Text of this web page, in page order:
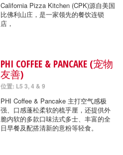
California Pizza Kitchen (CPK)源自美国
比佛利山庄，是一家领先的餐饮连锁
店，
PHI COFFEE & PANCAKE (宠物
友善)
位置: L5 3, 4 & 9
PHI Coffee & Pancake 主打空气感极
强、口感蓬松柔软的梳乎厘，还提供外
脆内软的多款口味法式多士、丰富的全
日早餐及配搭清新的意粉等轻食。